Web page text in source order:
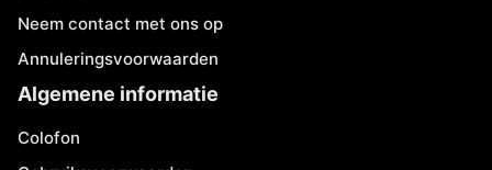
Neem contact met ons op
Annuleringsvoorwaarden
Algemene informatie
Colofon